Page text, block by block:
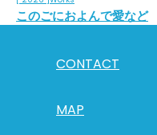
このごにおよんで愛など
CONTACT
MAP